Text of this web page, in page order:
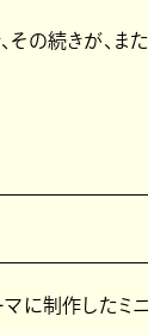
の続きが、ま
に制作したミ